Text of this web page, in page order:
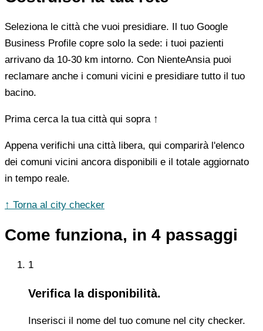
Seleziona le città che vuoi presidiare. Il tuo Google
Business Profile copre solo la sede: i tuoi pazienti
arrivano da 10-30 km intorno. Con NienteAnsia puoi
reclamare anche i comuni vicini e presidiare tutto il tuo
bacino.
Prima cerca la tua città qui sopra ↑
Appena verifichi una città libera, qui comparirà l'elenco
dei comuni vicini ancora disponibili e il totale aggiornato
in tempo reale.
↑ Torna al city checker
Come funziona, in 4 passaggi
1
Verifica la disponibilità.
Inserisci il nome del tuo comune nel city checker.